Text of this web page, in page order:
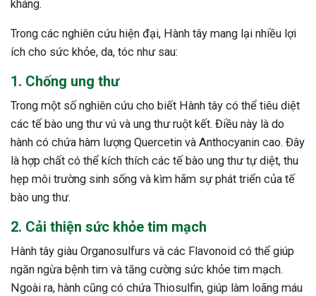
kháng.
Trong các nghiên cứu hiện đại, Hành tây mang lại nhiều lợi
ích cho sức khỏe, da, tóc như sau:
1. Chống ung thư
Trong một số nghiên cứu cho biết Hành tây có thể tiêu diệt
các tế bào ung thư vú và ung thư ruột kết. Điều này là do
hành có chứa hàm lượng Quercetin và Anthocyanin cao. Đây
là hợp chất có thể kích thích các tế bào ung thư tự diệt, thu
hẹp môi trường sinh sống và kìm hãm sự phát triển của tế
bào ung thư.
2. Cải thiện sức khỏe tim mạch
Hành tây giàu Organosulfurs và các Flavonoid có thể giúp
ngăn ngừa bệnh tim và tăng cường sức khỏe tim mạch.
Ngoài ra, hành cũng có chứa Thiosulfin, giúp làm loãng máu